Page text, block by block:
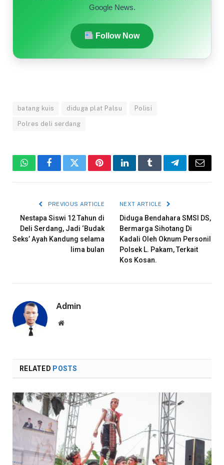
Google News.
Follow Now
batang kuis diduga plat Palsu Polisi
Polres deli serdang
WhatsAppFacebookTwitterPinterestLinkedInTumblrTelegramEmail
PREVIOUS ARTICLE
Nestapa Siswi 12 Tahun di
Deli Serdang, Jadi ‘Budak
Seks’ Ayah Kandung selama
lima bulan
NEXT ARTICLE
Diduga Bendahara SMSI DS,
Bermarga Sihotang Di
Kadali Oleh Oknum Personil
Polsek L. Pakam, Terkait
Kos Kosan.
Admin
Website
RELATED POSTS